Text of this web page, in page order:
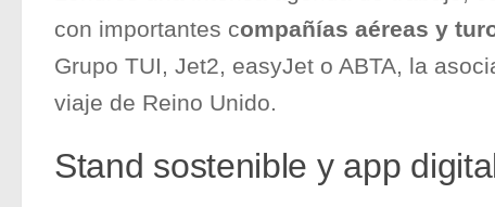
con importantes compañías aéreas y
Grupo TUI, Jet2, easyJet o ABTA, la
viaje de Reino Unido.
Stand sostenible y app